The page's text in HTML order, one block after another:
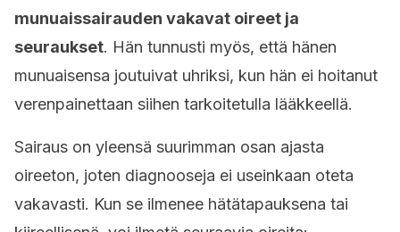
munuaissairauden vakavat oireet ja
seuraukset. Hän tunnusti myös, että hänen
munuaisensa joutuivat uhriksi, kun hän ei hoitanut
verenpainettaan siihen tarkoitetulla lääkkeellä.
Sairaus on yleensä suurimman osan ajasta
oireeton, joten diagnooseja ei useinkaan oteta
vakavasti. Kun se ilmenee hätätapauksena tai